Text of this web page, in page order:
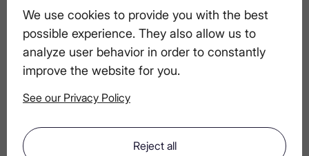
We use cookies to provide you with the best
possible experience. They also allow us to
analyze user behavior in order to constantly
improve the website for you.
See our Privacy Policy
Reject all
Найкращі поєднання страв для бранчу
з горілкою
Організація першої весняної зустрічі: